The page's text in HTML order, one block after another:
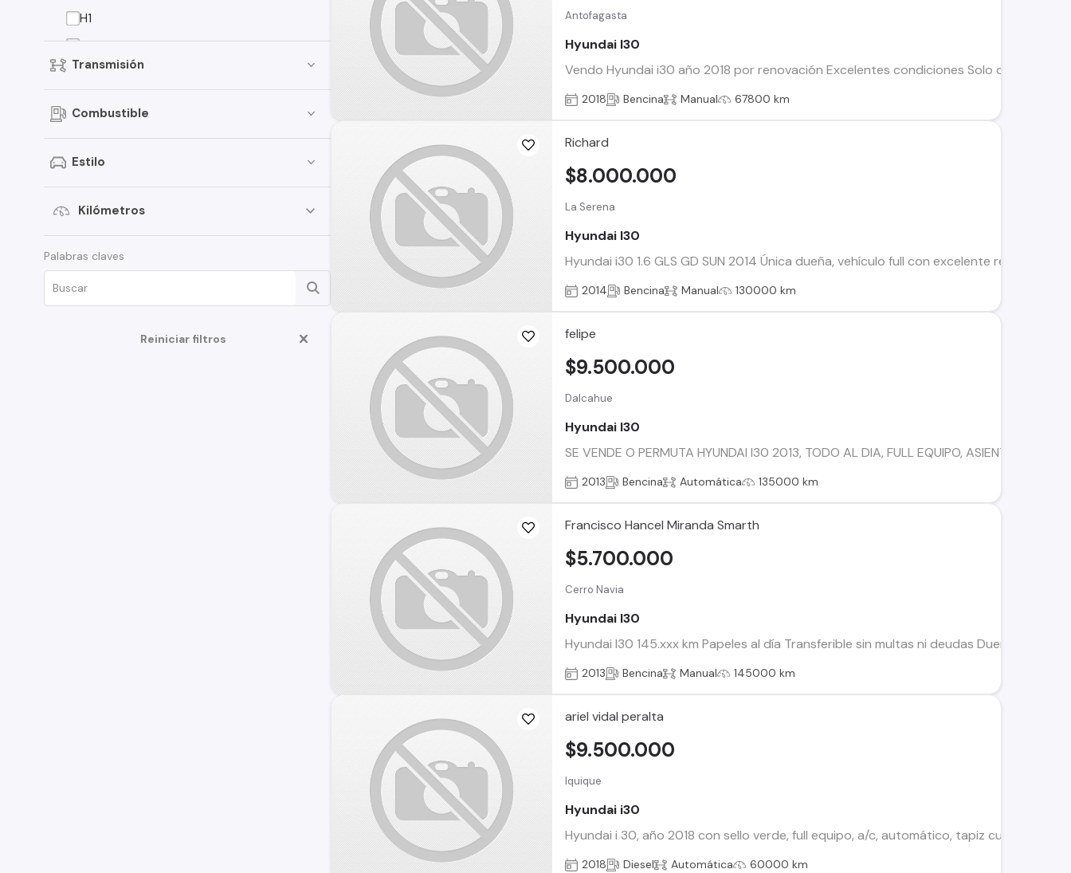
H1
EON
Elantra
Santamo
Verna
Venue
Grand i-10 Sedán
HD35
Creta Grand
Transmisión
Combustible
Estilo
Kilómetros
Palabras claves
Reiniciar filtros
Antofagasta
Hyundai I30
Vendo Hyundai i30 año 2018 por renovación Excelentes condiciones Solo detalles
2018 Bencina Manual 67800 km
Richard
La Serena
Hyundai I30
Hyundai i30 1.6 GLS GD SUN 2014 Única dueña, vehículo full con excelente
$8.000.000
2014 Bencina Manual 130000 km
felipe
Dalcahue
Hyundai I30
SE VENDE O PERMUTA HYUNDAI I30 2013, TODO AL DIA, FULL EQUIPO, ASIENTOS DE
$9.500.000
2013 Bencina Automática 135000 km
Francisco Hancel Miranda Smarth
Cerro Navia
Hyundai I30
Hyundai I30 145.xxx km Papeles al día Transferible sin multas ni deudas Dueño
$5.700.000
2013 Bencina Manual 145000 km
ariel vidal peralta
Iquique
Hyundai i30
Hyundai i 30, año 2018 con sello verde, full equipo, a/c, automático, tapiz cuero,
$9.500.000
2018 Diesel Automática 60000 km